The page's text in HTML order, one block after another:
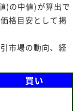
)の中値)が算出で
格目安として掲
市場の動向、経
買い